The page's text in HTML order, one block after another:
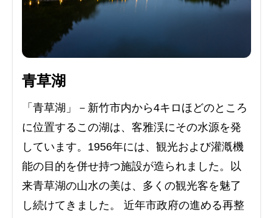
青草湖
「青草湖」－新竹市内から4キロほどのところ
に位置するこの湖は、客雅渓にその水源を発
しています。1956年には、観光および灌漑機
能の目的を併せ持つ施設が造られました。以
来青草湖の山水の美は、多くの観光客を魅了
し続けてきました。 近年市政府の進める再整